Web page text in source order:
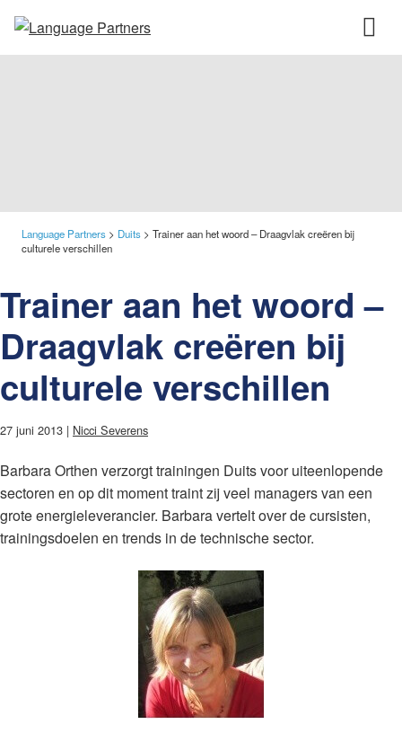
Language Partners > Duits > Trainer aan het woord – Draagvlak creëren bij
culturele verschillen
Trainer aan het woord –
Draagvlak creëren bij
culturele verschillen
27 juni 2013 | Nicci Severens
Barbara Orthen verzorgt trainingen Duits voor uiteenlopende
sectoren en op dit moment traint zij veel managers van een
grote energieleverancier. Barbara vertelt over de cursisten,
trainingsdoelen en trends in de technische sector.